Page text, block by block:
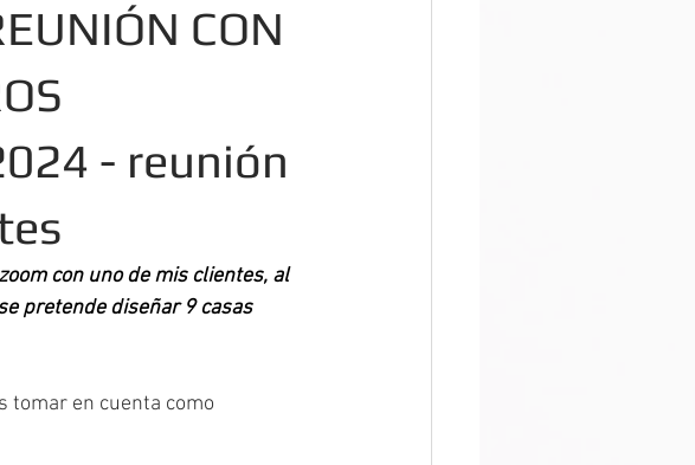
CON
- reunión
con uno de mis clientes, al
pretende diseñar 9 casas
tomar en cuenta como